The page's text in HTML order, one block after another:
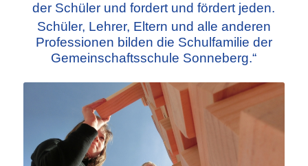
der Schüler und fordert und fördert jeden.
Schüler, Lehrer, Eltern und alle anderen
Professionen bilden die Schulfamilie der
Gemeinschaftsschule Sonneberg.“